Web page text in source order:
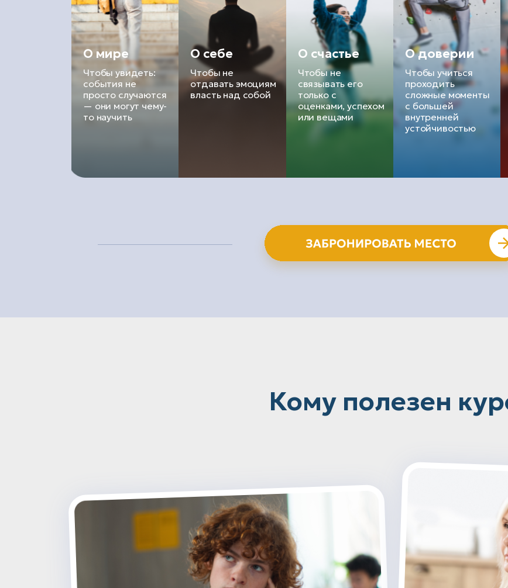
О мире
Чтобы увидеть:
события не
просто случаются
— они могут чему-
то научить
О себе
Чтобы не
отдавать эмоциям
власть над собой
О счастье
Чтобы не
связывать его
только с
оценками, успехом
или вещами
О доверии
Чтобы учиться
проходить
сложные моменты
с большей
внутренней
устойчивостью
Кому полезен